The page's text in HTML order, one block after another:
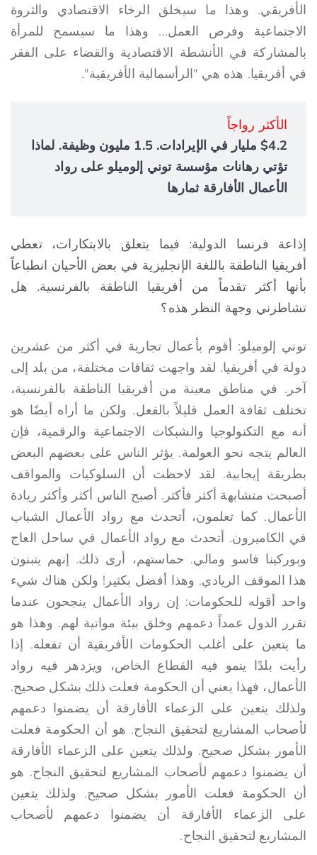
الأفريقي. وهذا ما سيخلق الرخاء الاقتصادي والثروة
الاجتماعية وفرص العمل... وهذا ما سيسمح للمرأة
بالمشاركة في الأنشطة الاقتصادية والقضاء على الفقر
في أفريقيا. هذه هي "الرأسمالية الأفريقية".
الأكثر رواجاً
$4.2 مليار في الإيرادات. 1.5 مليون وظيفة. لماذا
تؤتي رهانات مؤسسة توني إلوميلو على رواد
الأعمال الأفارقة ثمارها
إذاعة فرنسا الدولية: فيما يتعلق بالابتكارات، تعطي
أفريقيا الناطقة باللغة الإنجليزية في بعض الأحيان انطباعاً
بأنها أكثر تقدماً من أفريقيا الناطقة بالفرنسية. هل
تشاطرني وجهة النظر هذه؟
توني إلوميلو: أقوم بأعمال تجارية في أكثر من عشرين
دولة في أفريقيا. لقد واجهت ثقافات مختلفة، من بلد إلى
آخر. في مناطق معينة من أفريقيا الناطقة بالفرنسية،
تختلف ثقافة العمل قليلاً بالفعل. ولكن ما أراه أيضًا هو
أنه مع التكنولوجيا والشبكات الاجتماعية والرقمية، فإن
العالم يتجه نحو العولمة. يؤثر الناس على بعضهم البعض
بطريقة إيجابية. لقد لاحظت أن السلوكيات والمواقف
أصبحت متشابهة أكثر فأكثر. أصبح الناس أكثر وأكثر ريادة
الأعمال. كما تعلمون، أتحدث مع رواد الأعمال الشباب
في الكاميرون. أتحدث مع رواد الأعمال في ساحل العاج
وبوركينا فاسو ومالي. حماستهم، أرى ذلك. إنهم يتبنون
هذا الموقف الريادي. وهذا أفضل بكثير! ولكن هناك شيء
واحد أقوله للحكومات: إن رواد الأعمال ينجحون عندما
تقرر الدول عمداً دعمهم وخلق بيئة مواتية لهم. وهذا هو
ما يتعين على أغلب الحكومات الأفريقية أن تفعله. إذا
رأيت بلدًا ينمو فيه القطاع الخاص، ويزدهر فيه رواد
الأعمال، فهذا يعني أن الحكومة فعلت ذلك بشكل صحيح.
ولذلك يتعين على الزعماء الأفارقة أن يضمنوا دعمهم
لأصحاب المشاريع لتحقيق النجاح. هو أن الحكومة فعلت
الأمور بشكل صحيح. ولذلك يتعين على الزعماء الأفارقة
أن يضمنوا دعمهم لأصحاب المشاريع لتحقيق النجاح. هو
أن الحكومة فعلت الأمور بشكل صحيح. ولذلك يتعين
على الزعماء الأفارقة أن يضمنوا دعمهم لأصحاب
المشاريع لتحقيق النجاح.